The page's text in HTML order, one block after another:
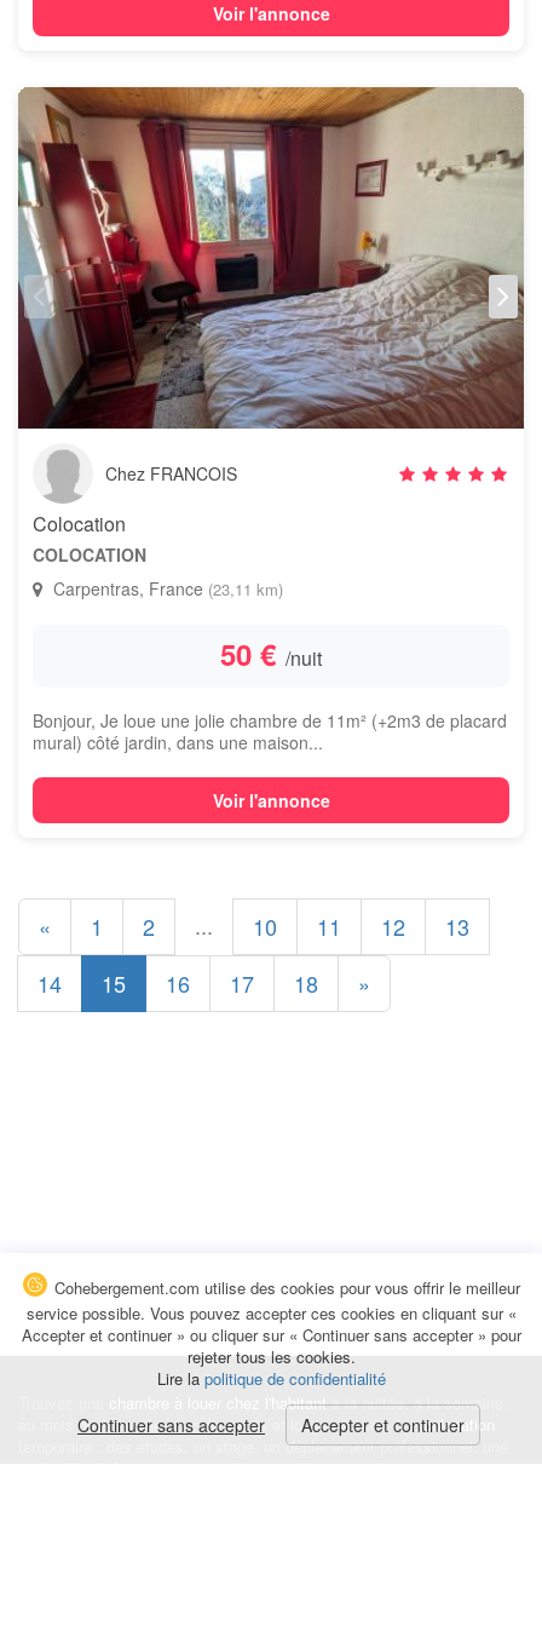
Voir l'annonce
Chez FRANCOIS
Colocation
COLOCATION
Carpentras, France (23,11 km)
50 € /nuit
Bonjour, Je loue une jolie chambre de 11m² (+2m3 de placard
mural) côté jardin, dans une maison...
Voir l'annonce
« 1 2 ... 10 11 12
13
14
15 16 17 18 »
chambre à louer chez l'habitantà la nuitée, à la semaine,
au mois ou à l'année pour de courts et longs séjours, unecolocation
temporaire : des études, un stage, un déplacement professionnel, une
Cohebergement.com utilise des cookies pour vous offrir le meilleur
service possible. Vous pouvez accepter ces cookies en cliquant sur «
Accepter et continuer » ou cliquer sur « Continuer sans accepter » pour
rejeter tous les cookies.
Lire la politique de confidentialité
Continuer sans accepter Accepter et continuer